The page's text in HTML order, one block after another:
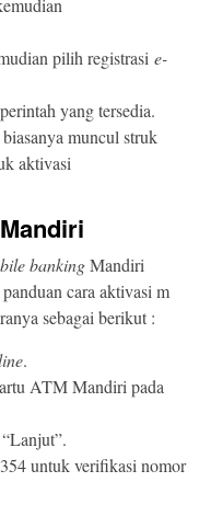
pilih registrasi e-
yang tersedia.
muncul struk
aktivasi
bankingMandiri
cara aktivasi m
sebagai berikut :
.
ATM Mandiri pada
untuk verifikasi nomor